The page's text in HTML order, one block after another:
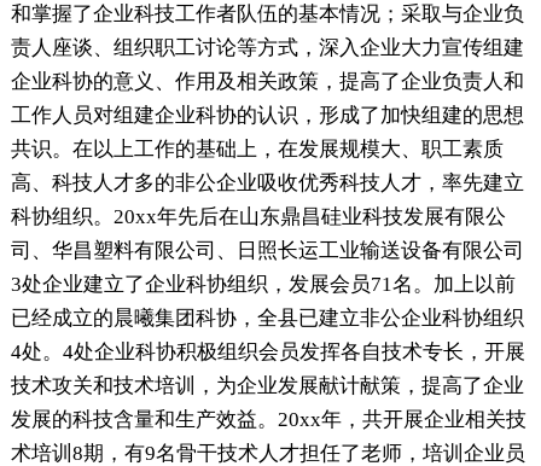
和掌握了企业科技工作者队伍的基本情况；采取与企业负
责人座谈、组织职工讨论等方式，深入企业大力宣传组建
企业科协的意义、作用及相关政策，提高了企业负责人和
工作人员对组建企业科协的认识，形成了加快组建的思想
共识。在以上工作的基础上，在发展规模大、职工素质
高、科技人才多的非公企业吸收优秀科技人才，率先建立
科协组织。20xx年先后在山东鼎昌硅业科技发展有限公
司、华昌塑料有限公司、日照长运工业输送设备有限公司
3处企业建立了企业科协组织，发展会员71名。加上以前
已经成立的晨曦集团科协，全县已建立非公企业科协组织
4处。4处企业科协积极组织会员发挥各自技术专长，开展
技术攻关和技术培训，为企业发展献计献策，提高了企业
发展的科技含量和生产效益。20xx年，共开展企业相关技
术培训8期，有9名骨干技术人才担任了老师，培训企业员